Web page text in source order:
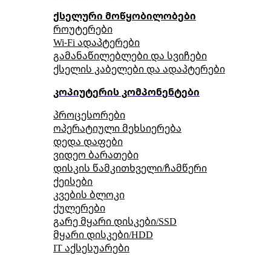
ქსელური მოწყობილობები
როუტერები
Wi-Fi ადაპტერები
გამანაწილებლები და სვიჩები
ქსელის კაბელები და ადაპტერები
კოპიუტერის კომპონენტები
პროცესორები
ოპერატიული მეხსიერება
დედა დაფები
ვიდეო ბარათები
დისკის წამკითხველი/ჩამწერი
ქეისები
კვების ბლოკი
ქულერები
გარე მყარი დისკები/SSD
მყარი დისკები/HDD
IT აქსესუარები